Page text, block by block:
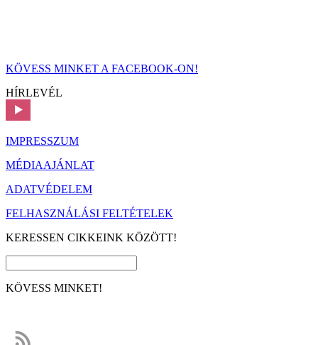
KÖVESS MINKET A FACEBOOK-ON!
HÍRLEVÉL
IMPRESSZUM
MÉDIAAJÁNLAT
ADATVÉDELEM
FELHASZNÁLÁSI FELTÉTELEK
KERESSEN CIKKEINK KÖZÖTT!
KÖVESS MINKET!